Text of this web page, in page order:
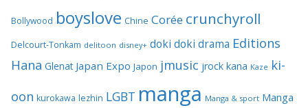
Bollywood boyslove Chine Corée crunchyroll
Delcourt-Tonkam delitoon disney+ doki doki drama Editions
Hana Glenat Japan Expo Japon jmusic jrock kana Kaze ki-
oon kurokawa lezhin LGBT manga Manga & sport Manga